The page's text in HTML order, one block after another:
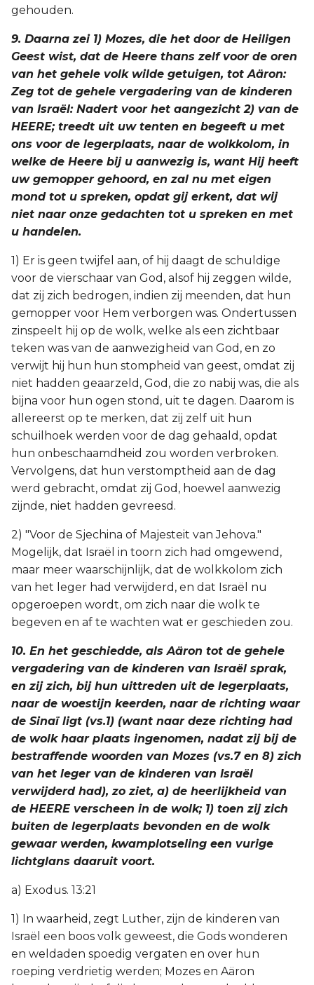
gehouden.
9. Daarna zei 1) Mozes, die het door de Heiligen
Geest wist, dat de Heere thans zelf voor de oren
van het gehele volk wilde getuigen, tot Aäron:
Zeg tot de gehele vergadering van de kinderen
van Israël: Nadert voor het aangezicht 2) van de
HEERE; treedt uit uw tenten en begeeft u met
ons voor de legerplaats, naar de wolkkolom, in
welke de Heere bij u aanwezig is, want Hij heeft
uw gemopper gehoord, en zal nu met eigen
mond tot u spreken, opdat gij erkent, dat wij
niet naar onze gedachten tot u spreken en met
u handelen.
1) Er is geen twijfel aan, of hij daagt de schuldige
voor de vierschaar van God, alsof hij zeggen wilde,
dat zij zich bedrogen, indien zij meenden, dat hun
gemopper voor Hem verborgen was. Ondertussen
zinspeelt hij op de wolk, welke als een zichtbaar
teken was van de aanwezigheid van God, en zo
verwijt hij hun hun stompheid van geest, omdat zij
niet hadden geaarzeld, God, die zo nabij was, die als
bijna voor hun ogen stond, uit te dagen. Daarom is
allereerst op te merken, dat zij zelf uit hun
schuilhoek werden voor de dag gehaald, opdat
hun onbeschaamdheid zou worden verbroken.
Vervolgens, dat hun verstomptheid aan de dag
werd gebracht, omdat zij God, hoewel aanwezig
zijnde, niet hadden gevreesd.
2) "Voor de Sjechina of Majesteit van Jehova."
Mogelijk, dat Israël in toorn zich had omgewend,
maar meer waarschijnlijk, dat de wolkkolom zich
van het leger had verwijderd, en dat Israël nu
opgeroepen wordt, om zich naar die wolk te
begeven en af te wachten wat er geschieden zou.
10. En het geschiedde, als Aäron tot de gehele
vergadering van de kinderen van Israël sprak,
en zij zich, bij hun uittreden uit de legerplaats,
naar de woestijn keerden, naar de richting waar
de Sinaï ligt (vs.1) (want naar deze richting had
de wolk haar plaats ingenomen, nadat zij bij de
bestraffende woorden van Mozes (vs.7 en 8) zich
van het leger van de kinderen van Israël
verwijderd had), zo ziet, a) de heerlijkheid van
de HEERE verscheen in de wolk; 1) toen zij zich
buiten de legerplaats bevonden en de wolk
gewaar werden, kwamplotseling een vurige
lichtglans daaruit voort.
a) Exodus. 13:21
1) In waarheid, zegt Luther, zijn de kinderen van
Israël een boos volk geweest, die Gods wonderen
en weldaden spoedig vergaten en over hun
roeping verdrietig werden; Mozes en Aäron